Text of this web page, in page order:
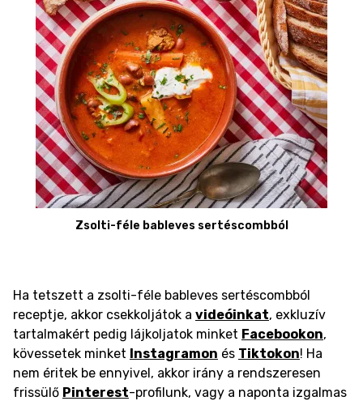
Zsolti-féle bableves sertéscombból
Ha tetszett a zsolti-féle bableves sertéscombból
receptje, akkor csekkoljátok a videóinkat, exkluzív
tartalmakért pedig lájkoljatok minket Facebookon,
kövessetek minket Instagramon és Tiktokon! Ha
nem éritek be ennyivel, akkor irány a rendszeresen
frissülő Pinterest-profilunk, vagy a naponta izgalmas